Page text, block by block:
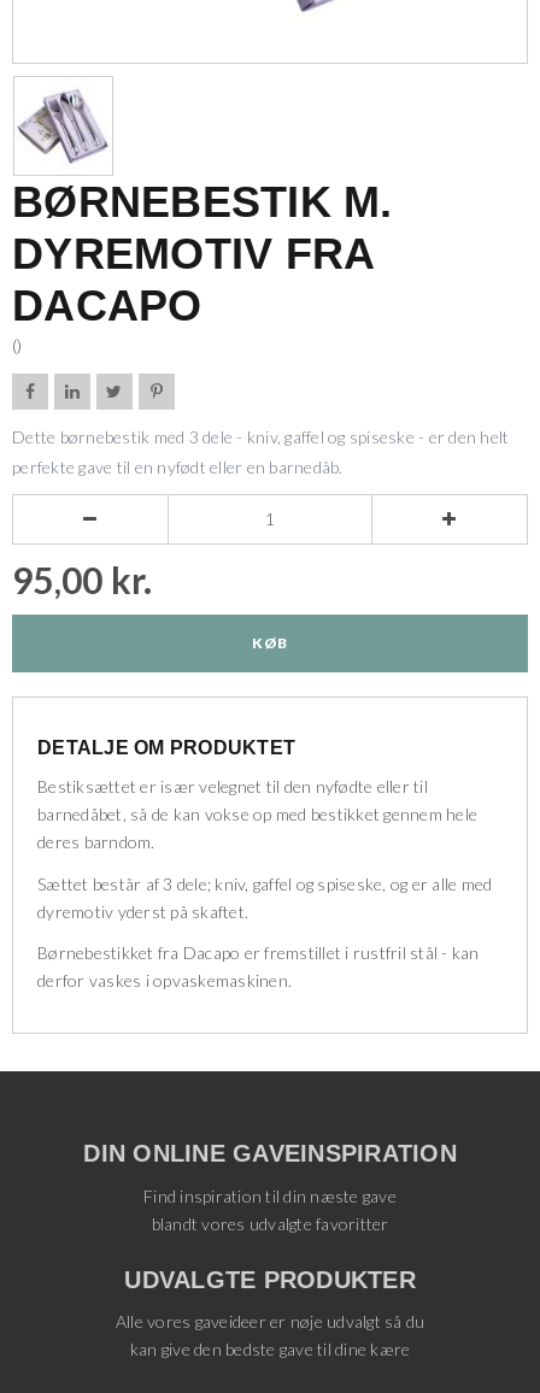
BØRNEBESTIK M.
DYREMOTIV FRA
DACAPO
()
   
Dette børnebestik med 3 dele - kniv, gaffel og spiseske - er den helt
perfekte gave til en nyfødt eller en barnedåb.
 
95,00 kr.
KØB
DETALJE OM PRODUKTET
Bestiksættet er især velegnet til den nyfødte eller til
barnedåbet, så de kan vokse op med bestikket gennem hele
deres barndom.
Sættet består af 3 dele; kniv, gaffel og spiseske, og er alle med
dyremotiv yderst på skaftet.
Børnebestikket fra Dacapo er fremstillet i rustfril stål - kan
derfor vaskes i opvaskemaskinen.
DIN ONLINE GAVEINSPIRATION
Find inspiration til din næste gave
blandt vores udvalgte favoritter
UDVALGTE PRODUKTER
Alle vores gaveideer er nøje udvalgt så du
kan give den bedste gave til dine kære